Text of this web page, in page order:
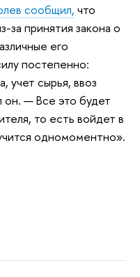
сообщил, что
за принятия закона о
его
постепенно:
учет сырья, ввоз
— Все это будет
то есть войдет в
одномоментно».